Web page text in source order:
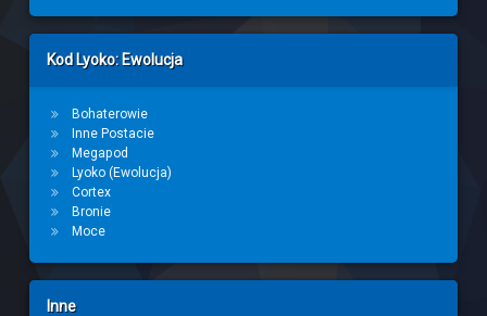
Kod Lyoko: Ewolucja
Bohaterowie
Inne Postacie
Megapod
Lyoko (Ewolucja)
Cortex
Bronie
Moce
Inne